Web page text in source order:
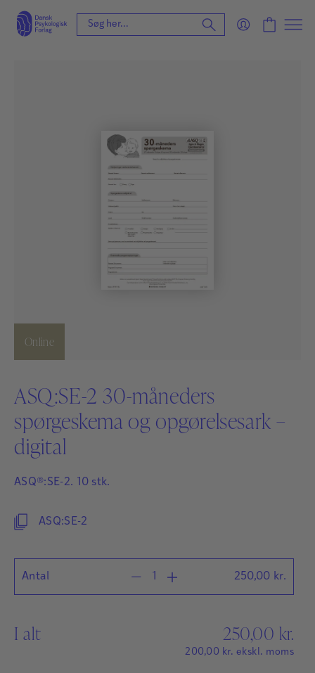
Online
ASQ:SE-2 30-måneders
spørgeskema og opgørelsesark –
digital
ASQ®:SE-2. 10 stk.
ASQ:SE-2
Antal 250,00 kr.
I alt 250,00 kr.
200,00 kr. ekskl. moms